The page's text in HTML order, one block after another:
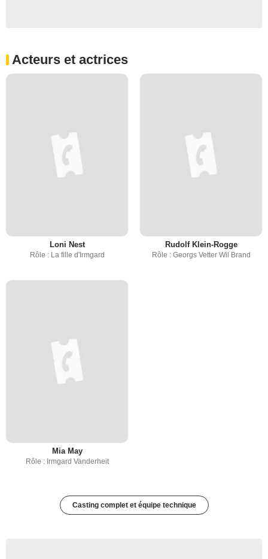
Acteurs et actrices
Loni Nest
Rôle : La fille d'Irmgard
Rudolf Klein-Rogge
Rôle : Georgs Vetter Wil Brand
Mia May
Rôle : Irmgard Vanderheit
Casting complet et équipe technique